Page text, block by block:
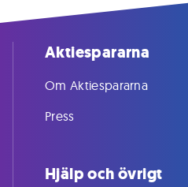
Aktiespararna
Om Aktiespararna
Press
Hjälp och övrigt